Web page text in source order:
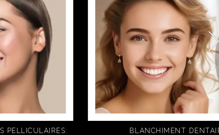
BLANCHIMENT DENTAIRE PARIS